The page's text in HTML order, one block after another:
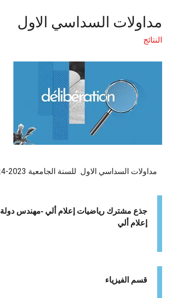
مداولات السداسي الاول
النتائج
مداولات السداسي الاول للسنة الجامعية 2023-2024
جذع مشترك رياضيات إعلام ألي -مهندس دولة
إعلام ألي
قسم الفيزياء